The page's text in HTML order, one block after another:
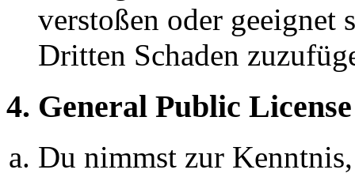
verstoßen oder geeignet
Dritten Schaden
4. General Public License
Du nimmst zur